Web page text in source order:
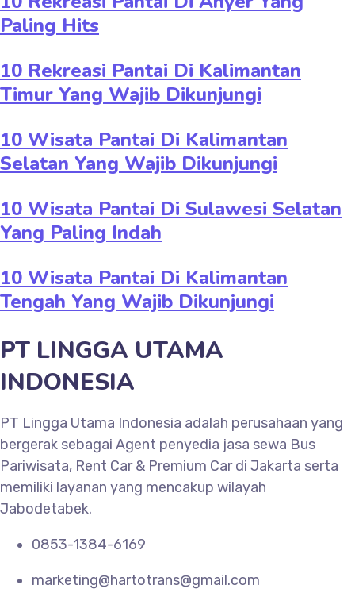
Paling Hits
10 Rekreasi Pantai Di Kalimantan
Timur Yang Wajib Dikunjungi
10 Wisata Pantai Di Kalimantan
Selatan Yang Wajib Dikunjungi
10 Wisata Pantai Di Sulawesi Selatan
Yang Paling Indah
10 Wisata Pantai Di Kalimantan
Tengah Yang Wajib Dikunjungi
PT LINGGA UTAMA
INDONESIA
PT Lingga Utama Indonesia adalah perusahaan yang
bergerak sebagai Agent penyedia jasa sewa Bus
Pariwisata, Rent Car & Premium Car di Jakarta serta
memiliki layanan yang mencakup wilayah
Jabodetabek.
0853-1384-6169
marketing@hartotrans@gmail.com